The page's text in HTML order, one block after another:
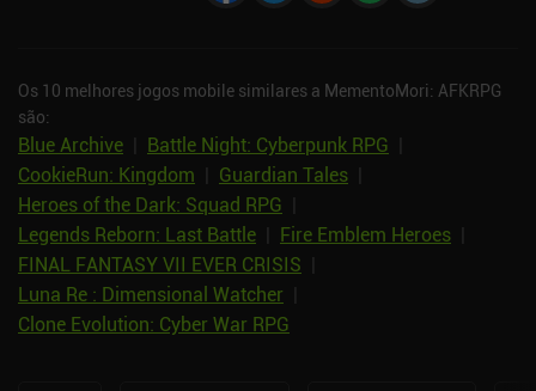
Os 10 melhores jogos mobile similares a MementoMori: AFKRPG
são:
Blue Archive Battle Night: Cyberpunk RPG
CookieRun: Kingdom
Guardian Tales
Heroes of the Dark: Squad RPG
Legends Reborn: Last Battle
Fire Emblem Heroes
FINAL FANTASY VII EVER CRISIS
Luna Re : Dimensional Watcher
Clone Evolution: Cyber War RPG